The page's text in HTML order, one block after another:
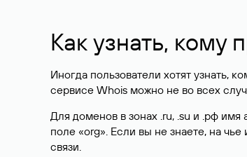
Как узнать, кому
Иногда пользователи хотят узнать,
сервисе Whois можно не во всех
Для доменов в зонах .ru, .su и .рф имя
поле «org». Если вы не знаете, на
связи.